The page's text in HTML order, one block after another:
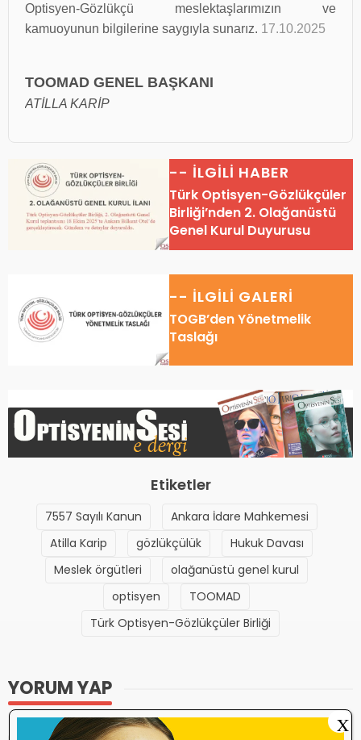
Optisyen-Gözlükçü meslektaşlarımızın ve
kamuoyunun bilgilerine saygıyla sunarız. 17.10.2025
TOOMAD GENEL BAŞKANI
ATİLLA KARİP
-- İLGİLİ HABER
Türk Optisyen-Gözlükçüler
Birliği’nden 2. Olağanüstü
Genel Kurul Duyurusu
-- İLGİLİ GALERİ
TOGB’den Yönetmelik
Taslağı
Etiketler
7557 Sayılı Kanun
Ankara İdare Mahkemesi
Atilla Karip
gözlükçülük
Hukuk Davası
Meslek örgütleri
olağanüstü genel kurul
optisyen
TOOMAD
Türk Optisyen-Gözlükçüler Birliği
YORUM YAP
X